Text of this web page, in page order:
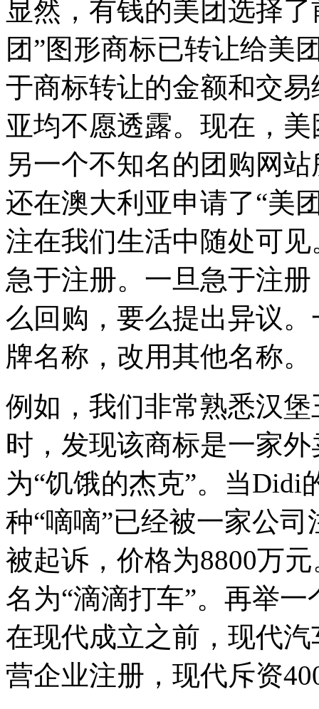
显然，有钱的美团选择
团”图形商标已转让给美
于商标转让的金额和交
亚均不愿透露。现在，
另一个不知名的团购网
还在澳大利亚申请了“美
注在我们生活中随处可
急于注册。一旦急于注
么回购，要么提出异议
牌名称，改用其他名称。
例如，我们非常熟悉汉
时，发现该商标是一家
为“饥饿的杰克”。当Didi
种“嘀嘀”已经被一家公
被起诉，价格为8800万
名为“滴滴打车”。再举
在现代成立之前，现代
营企业注册，现代斥资